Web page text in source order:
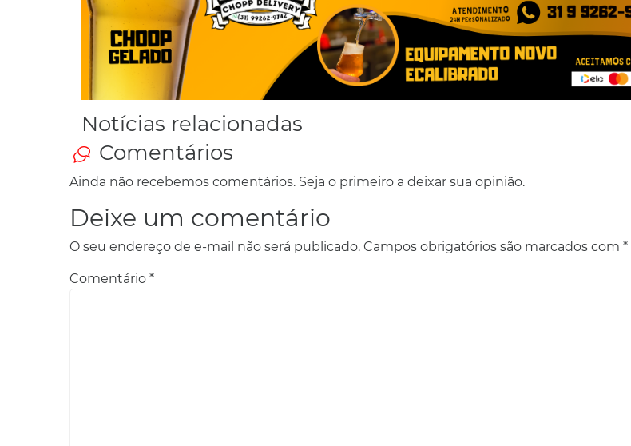
Notícias relacionadas
Comentários
Ainda não recebemos comentários. Seja o primeiro a deixar sua opinião.
Deixe um comentário
O seu endereço de e-mail não será publicado. Campos obrigatórios são marcados com *
Comentário *